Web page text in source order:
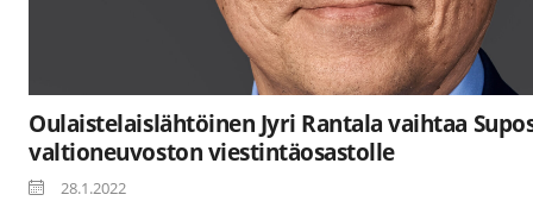
Oulaistelaislähtöinen Jyri Rantala vaihtaa
valtioneuvoston viestintäosastolle
28.1.2022